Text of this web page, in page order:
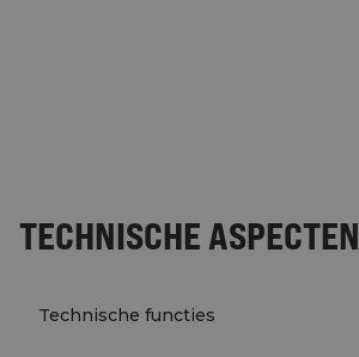
TECHNISCHE ASPECTEN
Technische functies